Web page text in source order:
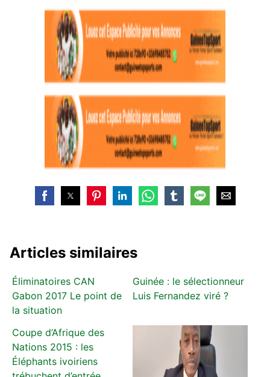
Articles similaires
Éliminatoires CAN
Gabon 2017 Le point de
la situation
Guinée : le sélectionneur
Luis Fernandez viré ?
Coupe d’Afrique des
Nations 2015 : les
Éléphants ivoiriens